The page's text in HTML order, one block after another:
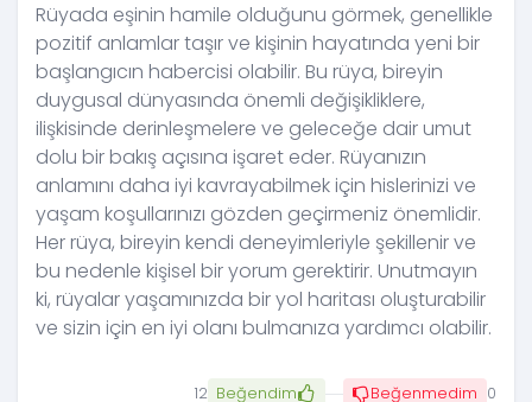
Rüyada eşinin hamile olduğunu görmek, genellikle
pozitif anlamlar taşır ve kişinin hayatında yeni bir
başlangıcın habercisi olabilir. Bu rüya, bireyin
duygusal dünyasında önemli değişikliklere,
ilişkisinde derinleşmelere ve geleceğe dair umut
dolu bir bakış açısına işaret eder. Rüyanızın
anlamını daha iyi kavrayabilmek için hislerinizi ve
yaşam koşullarınızı gözden geçirmeniz önemlidir.
Her rüya, bireyin kendi deneyimleriyle şekillenir ve
bu nedenle kişisel bir yorum gerektirir. Unutmayın
ki, rüyalar yaşamınızda bir yol haritası oluşturabilir
ve sizin için en iyi olanı bulmanıza yardımcı olabilir.
12 Beğendim Beğenmedim 0